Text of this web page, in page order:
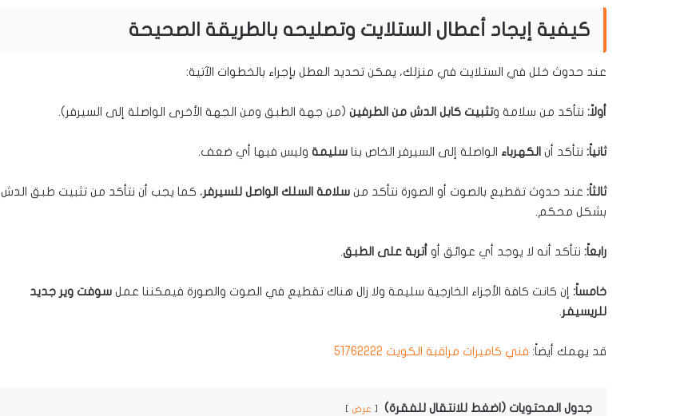
كيفية إيجاد أعطال الستلايت وتصليحه بالطريقة الصحيحة
عند حدوث خلل في الستلايت في منزلك، يمكن تحديد العطل بإجراء بالخطوات الآتية:
أولاً: نتأكد من سلامة وتثبيت كابل الدش من الطرفين (من جهة الطبق ومن الجهة الأخرى الواصلة إلى السيرفر).
ثانياً: نتأكد أن الكهرباء الواصلة إلى السيرفر الخاص بنا سليمة وليس فيها أي ضعف.
ثالثاً: عند حدوث تقطيع بالصوت أو الصورة نتأكد من سلامة السلك الواصل للسيرفر، كما يجب أن نتأكد من تثبيت طبق الدش
بشكل محكم.
رابعاً: نتأكد أنه لا يوجد أي عوائق أو أتربة على الطبق.
خامساً: إن كانت كافة الأجزاء الخارجية سليمة ولا زال هناك تقطيع في الصوت والصورة فيمكننا عمل سوفت وير جديد
للريسيفر.
قد يهمك أيضاً: فني كاميرات مراقبة الكويت 51762222
جدول المحتويات (اضغط للانتقال للفقرة) عرض